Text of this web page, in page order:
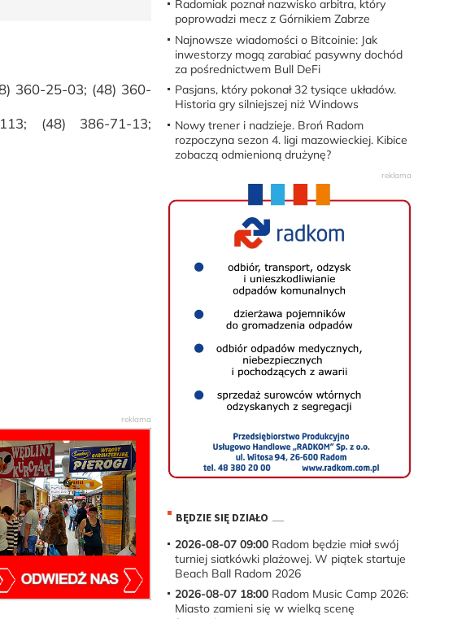
360-25-03; (48) 360-
(48) 386-71-13;
Radomiak poznał nazwisko arbitra, który
poprowadzi mecz z Górnikiem Zabrze
Najnowsze wiadomości o Bitcoinie: Jak
inwestorzy mogą zarabiać pasywny dochód
za pośrednictwem Bull DeFi
Pasjans, który pokonał 32 tysiące układów.
Historia gry silniejszej niż Windows
Nowy trener i nadzieje. Broń Radom
rozpoczyna sezon 4. ligi mazowieckiej. Kibice
zobaczą odmienioną drużynę?
BĘDZIE SIĘ DZIAŁO
2026-08-07 09:00Radom będzie miał swój
turniej siatkówki plażowej. W piątek startuje
Beach Ball Radom 2026
2026-08-07 18:00Radom Music Camp 2026:
Miasto zamieni się w wielką scenę